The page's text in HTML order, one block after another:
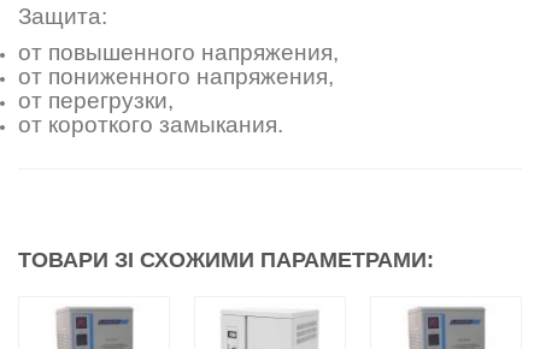
Защита:
от повышенного напряжения,
от пониженного напряжения,
от перегрузки,
от короткого замыкания.
ТОВАРИ ЗІ СХОЖИМИ ПАРАМЕТРАМИ: